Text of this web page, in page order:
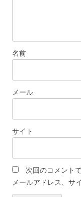
名前
メール
サイト
次回のコメント
メールアドレス、サ